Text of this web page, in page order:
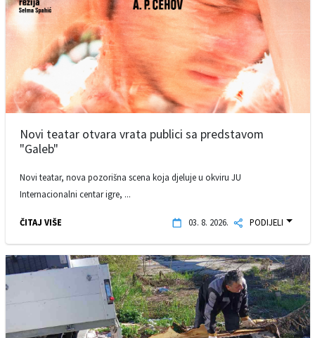
Novi teatar otvara vrata publici sa predstavom
"Galeb"
Novi teatar, nova pozorišna scena koja djeluje u okviru JU
Internacionalni centar igre, ...
ČITAJ VIŠE 03. 8. 2026. PODIJELI